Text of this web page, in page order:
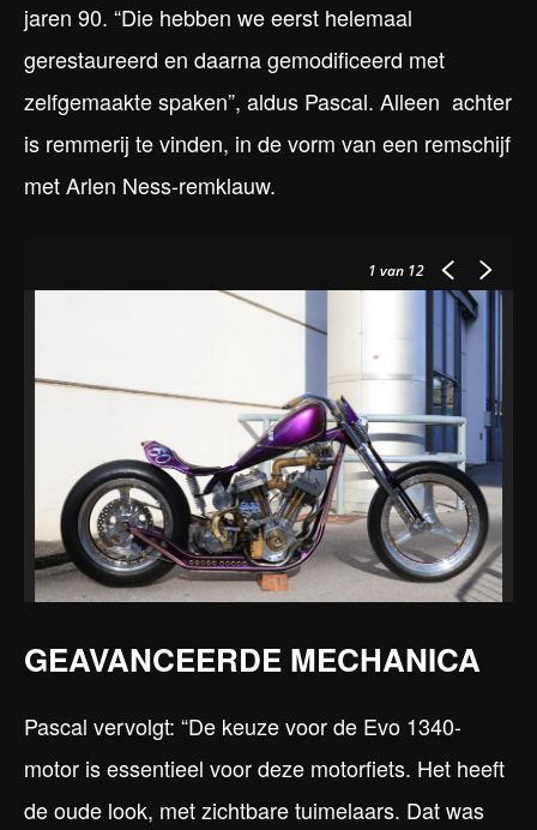
jaren 90. “Die hebben we eerst helemaal
gerestaureerd en daarna gemodificeerd met
zelfgemaakte spaken”, aldus Pascal. Alleen achter
is remmerij te vinden, in de vorm van een remschijf
met Arlen Ness-remklauw.
1 van 12
GEAVANCEERDE MECHANICA
Pascal vervolgt: “De keuze voor de Evo 1340-
motor is essentieel voor deze motorfiets. Het heeft
de oude look, met zichtbare tuimelaars. Dat was